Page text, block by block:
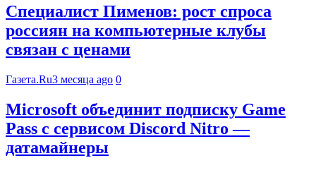
Специалист Пименов: рост спроса
россиян на компьютерные клубы
связан с ценами
Газета.Ru3 месяца ago 0
Microsoft объединит подписку Game
Pass с сервисом Discord Nitro —
датамайнеры